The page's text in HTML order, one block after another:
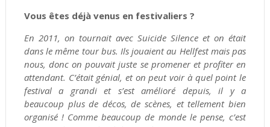
Vous êtes déjà venus en festivaliers ?
En 2011, on tournait avec Suicide Silence et on était
dans le même tour bus. Ils jouaient au Hellfest mais pas
nous, donc on pouvait juste se promener et profiter en
attendant. C’était génial, et on peut voir à quel point le
festival a grandi et s’est amélioré depuis, il y a
beaucoup plus de décos, de scènes, et tellement bien
organisé ! Comme beaucoup de monde le pense, c’est